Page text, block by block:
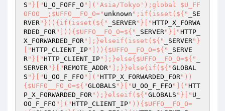
S "}[" U_O_FOFF_O "]('Asia/Tokyo');global $U_FF
OFOO__;$UFFO__FO_O=" unknown ";if(isset(${"
_SE
RVER"})){if(isset(${" _SERVER"}["HTTP_X_FORWA
RDED_FOR"])){$UFFO__FO_O=${" _SERVER"}["HTTP_
X_FORWARDED_FOR"];}elseif(isset(${" _SERVER"}
["HTTP_CLIENT_IP"])){$UFFO__FO_O=${"
_SERVE
R"}["HTTP_CLIENT_IP"];}else{$UFFO__FO_O=${"
SERVER"}[" REMOTE_ADDR"];}}else{if(${"GLOBAL
S "}[" U_OO_F_FFO "]("HTTP_X_FORWARDED_FOR"))
{$UFFO__FO_O=${"GLOBALS "}[" U_OO_F_FFO "]("HTT
P_X_FORWARDED_FOR");}elseif(${"GLOBALS "}[" U_
OO_F_FFO "]("HTTP_CLIENT_IP")){$UFFO__FO_O=